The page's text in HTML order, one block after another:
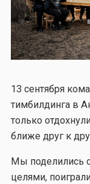
13 сентября
тимбилдинга в
только
ближе друг к
Мы поделились
целями,